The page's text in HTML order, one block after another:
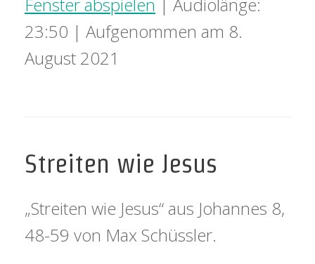
23:50 | Aufgenommen am 8.
August 2021
Streiten wie Jesus
„Streiten wie Jesus“ aus Johannes 8,
48-59 von Max Schüssler.